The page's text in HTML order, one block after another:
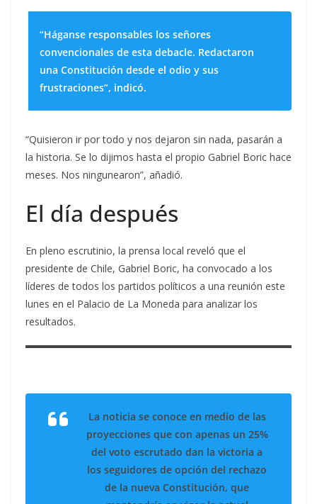
“Háganse responsables los señores
convencionales de esta debacle. Redactaron
una Constitución desde el odio y sus
frustraciones”, indicó.
“Quisieron ir por todo y nos dejaron sin nada, pasarán a
la historia. Se lo dijimos hasta el propio Gabriel Boric hace
meses. Nos ningunearon”, añadió.
El día después
En pleno escrutinio, la prensa local reveló que el
presidente de Chile, Gabriel Boric, ha convocado a los
líderes de todos los partidos políticos a una reunión este
lunes en el Palacio de La Moneda para analizar los
resultados.
La noticia se conoce en medio de las
proyecciones que con apenas un 25%
del voto escrutado dan la victoria a
los seguidores de opción del rechazo
de la nueva Constitución, que